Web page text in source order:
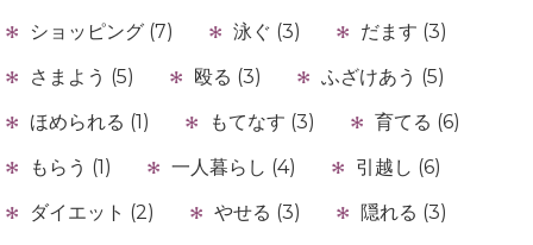
ショッピング (7)
泳ぐ (3)
だます (3)
さまよう (5)
殴る (3)
ふざけあう (5)
ほめられる (1)
もてなす (3)
育てる (6)
もらう (1)
一人暮らし (4)
引越し (6)
ダイエット (2)
やせる (3)
隠れる (3)